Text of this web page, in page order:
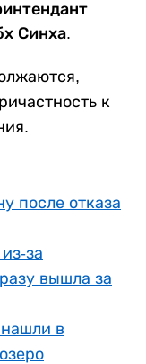
Синха.
к
после отказа
за
вышла за
в